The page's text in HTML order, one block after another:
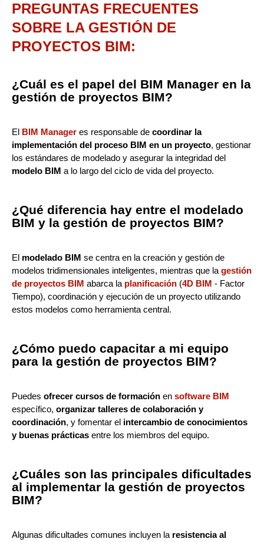
PREGUNTAS FRECUENTES
SOBRE LA GESTIÓN DE
PROYECTOS BIM:
¿Cuál es el papel del BIM Manager en la
gestión de proyectos BIM?
El BIM Manager es responsable de coordinar la
implementación del proceso BIM en un proyecto, gestionar
los estándares de modelado y asegurar la integridad del
modelo BIM a lo largo del ciclo de vida del proyecto.
¿Qué diferencia hay entre el modelado
BIM y la gestión de proyectos BIM?
El modelado BIM se centra en la creación y gestión de
modelos tridimensionales inteligentes, mientras que la gestión
de proyectos BIM abarca la planificación (4D BIM - Factor
Tiempo), coordinación y ejecución de un proyecto utilizando
estos modelos como herramienta central.
¿Cómo puedo capacitar a mi equipo
para la gestión de proyectos BIM?
Puedes ofrecer cursos de formación en software BIM
específico, organizar talleres de colaboración y
coordinación, y fomentar el intercambio de conocimientos
y buenas prácticas entre los miembros del equipo.
¿Cuáles son las principales dificultades
al implementar la gestión de proyectos
BIM?
Algunas dificultades comunes incluyen la resistencia al